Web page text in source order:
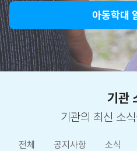
아동학대
기관
기관의 최신 소
전체 공지사항 소식